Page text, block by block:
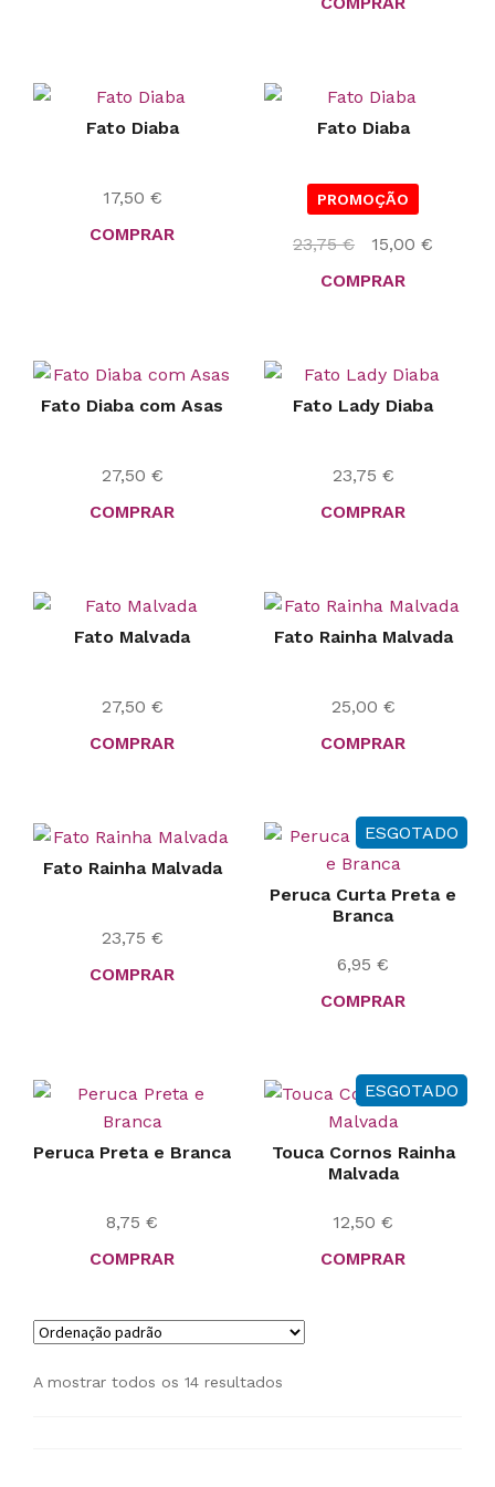
Fato Diaba
17,50 €
COMPRAR
Fato Diaba
PROMOÇÃO
23,75€ 15,00 €O
COMPRAR
Fato Diaba com Asas
27,50 €
COMPRAR
Fato Lady Diaba
23,75 €
COMPRAR
Fato Malvada
27,50 €
COMPRAR
Fato Rainha Malvada
25,00 €
COMPRAR
Fato Rainha Malvada
23,75 €
COMPRAR
ESGOTADO
Peruca Curta Preta e
Branca
6,95 €
COMPRAR
Peruca Preta e Branca
8,75 €
COMPRAR
ESGOTADO
Touca Cornos Rainha
Malvada
12,50 €
COMPRAR
A mostrar todos os 14 resultados